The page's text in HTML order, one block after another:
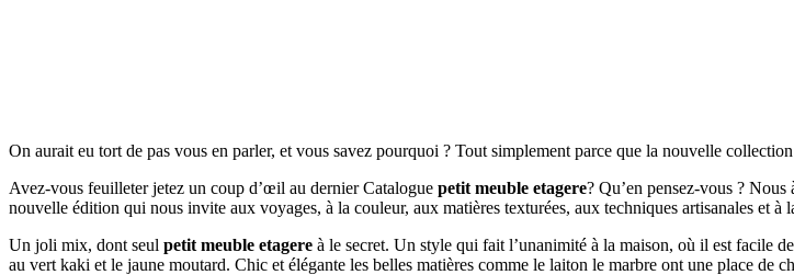
On aurait eu tort de pas vous en parler, et vous savez pourquoi ? Tout simplement parce que la nouvelle collection
Avez-vous feuilleter jetez un coup d’œil au dernier Catalogue petit meuble etagere? Qu’en pensez-vous ?
nouvelle édition qui nous invite aux voyages, à la couleur, aux matières texturées, aux techniques artisanales et à
Un joli mix, dont seul petit meuble etagere à le secret. Un style qui fait l’unanimité à la maison, où il est facile
au vert kaki et le jaune moutard. Chic et élégante les belles matières comme le laiton le marbre ont une place